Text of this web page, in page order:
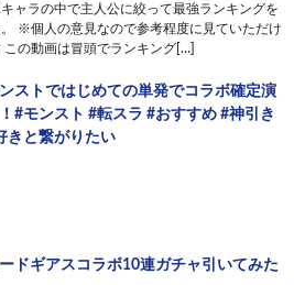
ャラの中で主人公に絞って最強ランキングを
※個人の意見なので参考程度に見ていただけ
この動画は冒頭でランキング[…]
ンストではじめての単発でコラボ確定演
#モンスト #転スラ #おすすめ #神引き
きと繋がりたい
ドギアスコラボ10連ガチャ引いてみた